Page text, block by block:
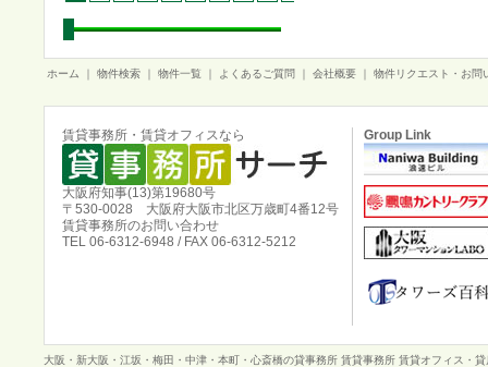
ホーム 物件検索 物件一覧 よくあるご質問 会社概要 物件リクエスト・お問
賃貸事務所・賃貸オフィスなら
大阪府知事(13)第19680号
〒530-0028 大阪府大阪市北区万歳町4番12号
賃貸事務所のお問い合わせ
TEL 06-6312-6948 / FAX 06-6312-5212
Group Link
大阪・新大阪・江坂・梅田・中津・本町・心斎橋の貸事務所 賃貸事務所 賃貸オフィス・